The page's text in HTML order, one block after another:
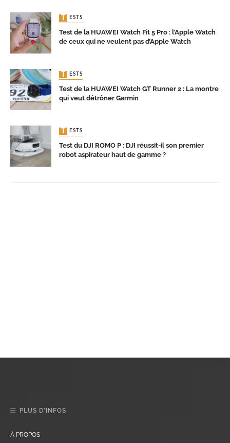
TESTS
Test de la HUAWEI Watch Fit 5 Pro : l’Apple Watch
de ceux qui ne veulent pas d’Apple Watch
TESTS
Test de la HUAWEI Watch GT Runner 2 : La montre
qui veut détrôner Garmin
TESTS
Test du DJI ROMO P : DJI réussit-il son premier
robot aspirateur haut de gamme ?
PLUS D’INFOS
À PROPOS